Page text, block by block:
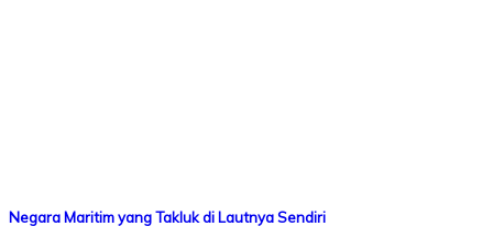
Negara Maritim yang Takluk di Lautnya Sendiri